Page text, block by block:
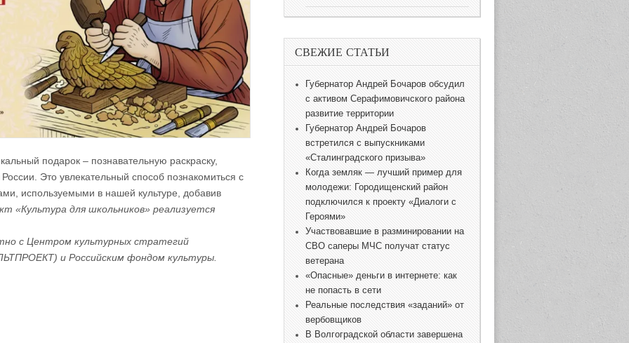
подарок – познавательную раскраску,
Это увлекательный способ познакомиться с
используемыми в нашей культуре, добавив
«Культура для школьников» реализуется
с Центром культурных стратегий
и Российским фондом культуры.
СВЕЖИЕ СТАТЬИ
Губернатор Андрей Бочаров обсудил
с активом Серафимовичского района
развитие территории
Губернатор Андрей Бочаров
встретился с выпускниками
«Сталинградского призыва»
Когда земляк — лучший пример для
молодежи: Городищенский район
подключился к проекту «Диалоги с
Героями»
Участвовавшие в разминировании на
СВО саперы МЧС получат статус
ветерана
«Опасные» деньги в интернете: как
не попасть в сети
Реальные последствия «заданий» от
вербовщиков
В Волгоградской области завершена